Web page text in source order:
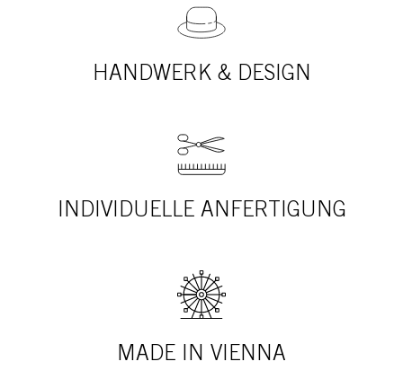
HANDWERK & DESIGN
INDIVIDUELLE ANFERTIGUNG
MADE IN VIENNA